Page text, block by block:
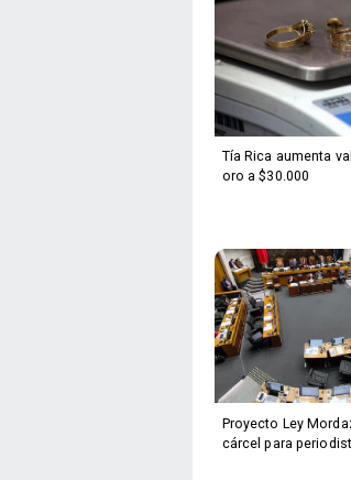
Tía Rica aumenta
oro a $30.000
Proyecto Ley
cárcel para